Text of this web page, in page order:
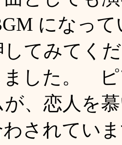
になっ
してみてく
ました。 ピ
が、恋人を
わされてい